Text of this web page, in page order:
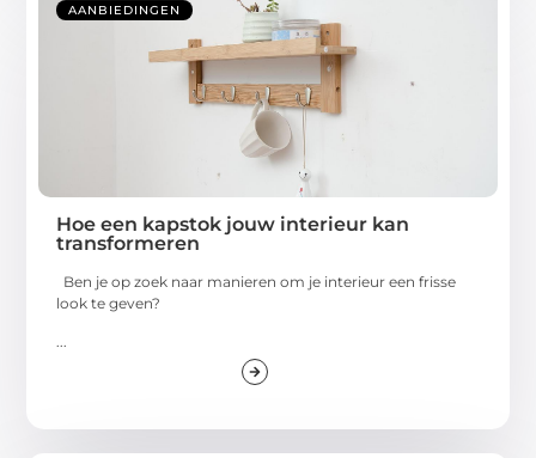
AANBIEDINGEN
Hoe een kapstok jouw interieur kan
transformeren
Ben je op zoek naar manieren om je interieur een frisse
look te geven?
...